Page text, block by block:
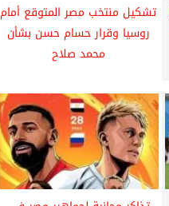
تشكيل منتخب مصر المتوقع أمام
روسيا وقرار حسام حسن بشأن
محمد صلاح